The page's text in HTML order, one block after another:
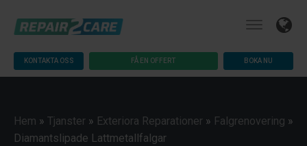
KONTAKTA OSS FÅ EN OFFERT BOKA NU
Hem » Tjanster » Exteriora Reparationer » Falgrenovering »
Diamantslipade Lattmetallfalgar